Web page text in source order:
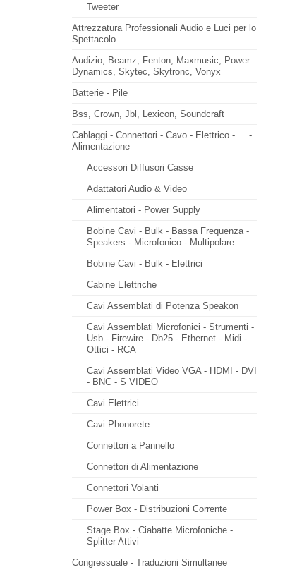
Tweeter
Attrezzatura Professionali Audio e Luci per lo
Spettacolo
Audizio, Beamz, Fenton, Maxmusic, Power
Dynamics, Skytec, Skytronc, Vonyx
Batterie - Pile
Bss, Crown, Jbl, Lexicon, Soundcraft
-
Cablaggi - Connettori - Cavo - Elettrico -
Alimentazione
Accessori Diffusori Casse
Adattatori Audio & Video
Alimentatori - Power Supply
Bobine Cavi - Bulk - Bassa Frequenza -
Speakers - Microfonico - Multipolare
Bobine Cavi - Bulk - Elettrici
Cabine Elettriche
Cavi Assemblati di Potenza Speakon
Cavi Assemblati Microfonici - Strumenti -
Usb - Firewire - Db25 - Ethernet - Midi -
Ottici - RCA
Cavi Assemblati Video VGA - HDMI - DVI
- BNC - S VIDEO
Cavi Elettrici
Cavi Phonorete
Connettori a Pannello
Connettori di Alimentazione
Connettori Volanti
Power Box - Distribuzioni Corrente
Stage Box - Ciabatte Microfoniche -
Splitter Attivi
Congressuale - Traduzioni Simultanee